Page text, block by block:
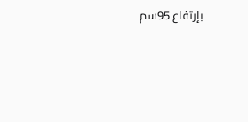
بإرتفاع 95سم